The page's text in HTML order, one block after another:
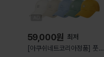
59,000원 최저
[아쿠쉬네트코리아정품] 풋조